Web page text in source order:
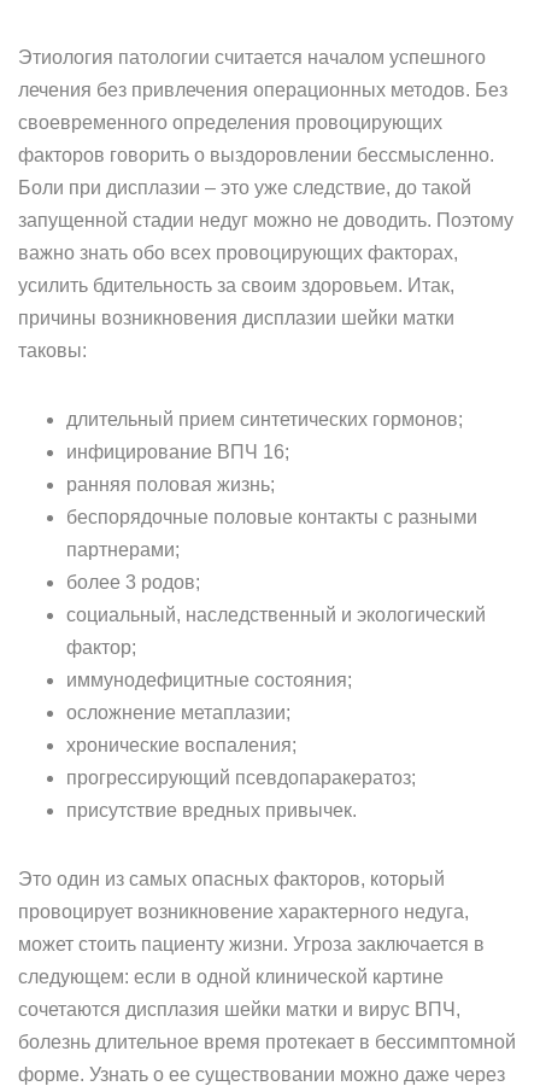
Этиология патологии считается началом успешного
лечения без привлечения операционных методов. Без
своевременного определения провоцирующих
факторов говорить о выздоровлении бессмысленно.
Боли при дисплазии – это уже следствие, до такой
запущенной стадии недуг можно не доводить. Поэтому
важно знать обо всех провоцирующих факторах,
усилить бдительность за своим здоровьем. Итак,
причины возникновения дисплазии шейки матки
таковы:
длительный прием синтетических гормонов;
инфицирование ВПЧ 16;
ранняя половая жизнь;
беспорядочные половые контакты с разными
партнерами;
более 3 родов;
социальный, наследственный и экологический
фактор;
иммунодефицитные состояния;
осложнение метаплазии;
хронические воспаления;
прогрессирующий псевдопаракератоз;
присутствие вредных привычек.
Это один из самых опасных факторов, который
провоцирует возникновение характерного недуга,
может стоить пациенту жизни. Угроза заключается в
следующем: если в одной клинической картине
сочетаются дисплазия шейки матки и вирус ВПЧ,
болезнь длительное время протекает в бессимптомной
форме. Узнать о ее существовании можно даже через